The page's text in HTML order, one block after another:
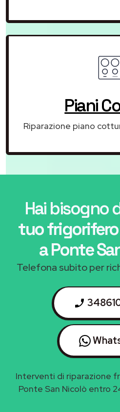
Piani
Riparazione piano
Hai bisogno
tuo
a Ponte
Telefona subito per
Interventi di riparazione
Ponte San Nicolò entro